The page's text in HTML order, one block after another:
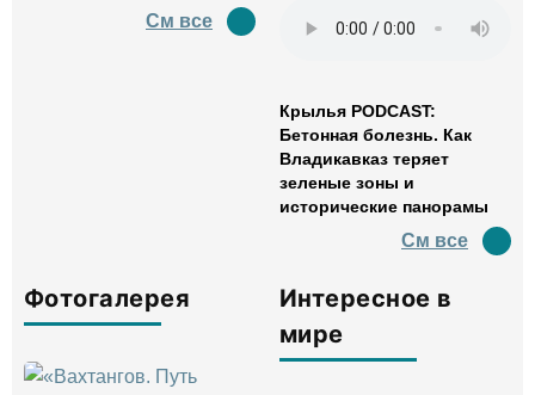
См все
Крылья PODCAST:
Бетонная болезнь. Как
Владикавказ теряет
зеленые зоны и
исторические панорамы
См все
Фотогалерея
Интересное в
мире